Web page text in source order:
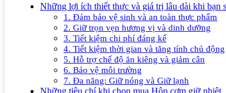
Những lợi ích thiết thực và giá trị lâu dài khi bạn
1. Đảm bảo vệ sinh và an toàn thực phẩm
2. Giữ trọn vẹn hương vị và dinh dưỡng
3. Tiết kiệm chi phí đáng kể
4. Tiết kiệm thời gian và tăng tính chủ động
5. Hỗ trợ chế độ ăn kiêng và giảm cân
6. Bảo vệ môi trường
7. Đa năng: Giữ nóng và Giữ lạnh
Những tiêu chí khi chọn mua Hộp cơm giữ nhiệt